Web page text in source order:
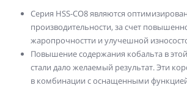
Серия HSS-CO8 являются
производительности, за счет
жаропрочностти и улучешной
Повышение содержания кобальта в
стали дало желаемый результат. Эти
в комбинации с оснащенными